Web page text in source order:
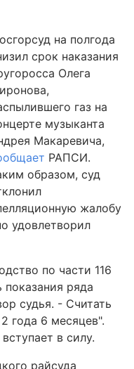
на полгода
срок наказания
Олега
газ на
музыканта
Макаревича,
РАПСИ.
образом, суд
жалобу
удовлетворил
по части 116
показания ряда
судья. - Считать
года 6 месяцев".
в силу.
райсуда